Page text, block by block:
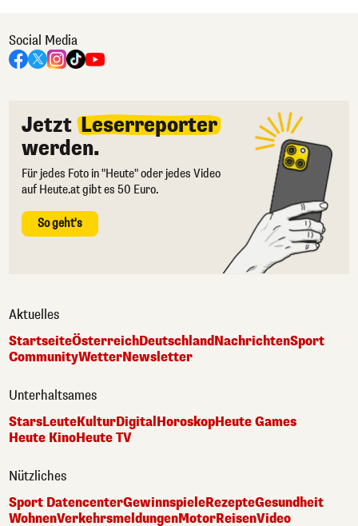
Social Media
Jetzt Leserreporter
werden.
Für jedes Foto in "Heute" oder jedes Video
auf Heute.at gibt es 50 Euro.
So geht's
Aktuelles
StartseiteÖsterreichDeutschlandNachrichtenSport
CommunityWetterNewsletter
Unterhaltsames
StarsLeuteKulturDigital HoroskopHeute Games
Heute KinoHeute TV
Nützliches
Sport DatencenterGewinnspieleRezepteGesundheit
WohnenVerkehrsmeldungenMotorReisenVideo